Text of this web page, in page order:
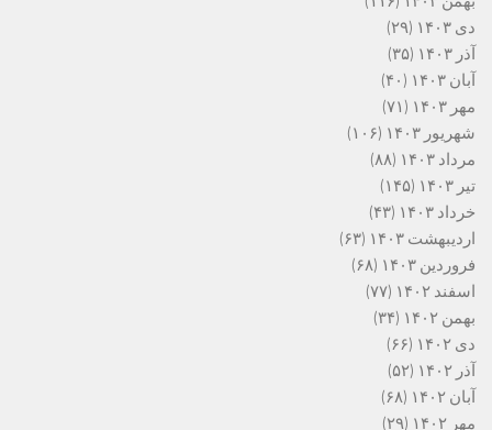
دی ۱۴۰۳
(۲۹)
آذر ۱۴۰۳
(۳۵)
آبان ۱۴۰۳
(۴۰)
مهر ۱۴۰۳
(۷۱)
شهریور ۱۴۰۳
(۱۰۶)
مرداد ۱۴۰۳
(۸۸)
تیر ۱۴۰۳
(۱۴۵)
خرداد ۱۴۰۳
(۴۳)
اردیبهشت ۱۴۰۳
(۶۳)
فروردین ۱۴۰۳
(۶۸)
اسفند ۱۴۰۲
(۷۷)
بهمن ۱۴۰۲
(۳۴)
دی ۱۴۰۲
(۶۶)
آذر ۱۴۰۲
(۵۲)
آبان ۱۴۰۲
(۶۸)
مهر ۱۴۰۲
(۲۹)